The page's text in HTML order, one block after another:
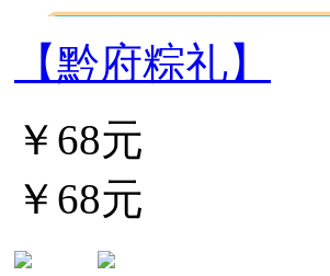
【黔府粽礼】
￥68元
￥68元